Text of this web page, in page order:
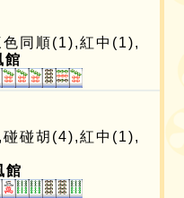
同順(1),紅中(1),
碰胡(4),紅中(1),